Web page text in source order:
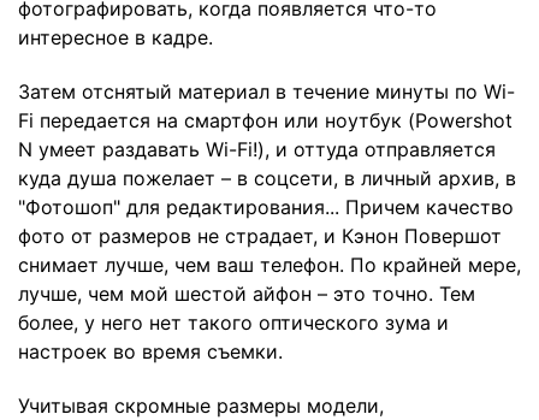
фотографировать, когда появляется что-то
интересное в кадре.
Затем отснятый материал в течение минуты по Wi-
Fi передается на смартфон или ноутбук (Powershot
N умеет раздавать Wi-Fi!), и оттуда отправляется
куда душа пожелает – в соцсети, в личный архив, в
"Фотошоп" для редактирования... Причем качество
фото от размеров не страдает, и Кэнон Повершот
снимает лучше, чем ваш телефон. По крайней мере,
лучше, чем мой шестой айфон – это точно. Тем
более, у него нет такого оптического зума и
настроек во время съемки.
Учитывая скромные размеры модели,